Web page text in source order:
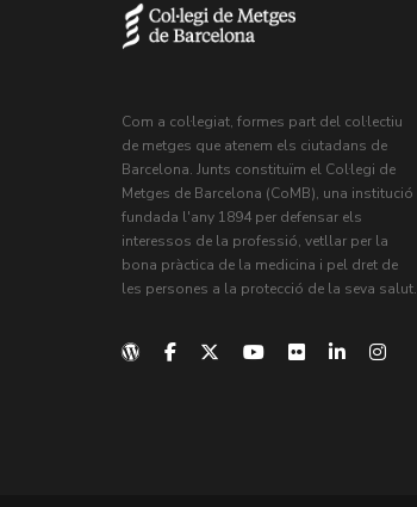
Com a col·legiat, formes part del col·lectiu
de metges que atenem els ciutadans de
Barcelona. Junts constituïm el Col·legi de
Metges de Barcelona (CoMB), una institució
fundada l'any 1894 per defensar els
interessos de la professió, vetllar per la
bona pràctica de la medicina i pel dret de
les persones a la protecció de la seva salut.